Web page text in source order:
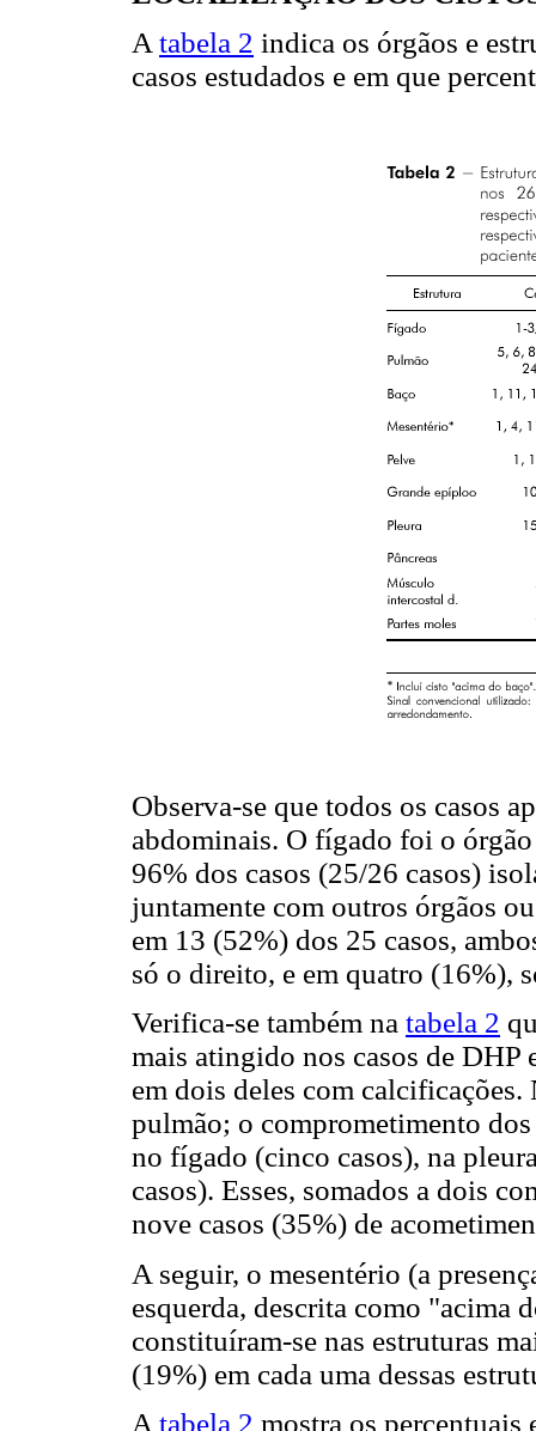
Atabela 2 indica os órgãos e
casos estudados e em que
Observa-se que todos os casos
abdominais. O fígado foi o
96% dos casos (25/26 casos)
juntamente com outros órgãos
em 13 (52%) dos 25 casos,
só o direito, e em quatro (16%),
Verifica-se também na tabela 2
mais atingido nos casos de DHP
em dois deles com
pulmão; o comprometimento
no fígado (cinco casos), na
casos). Esses, somados a dois
nove casos (35%) de
A seguir, o mesentério (a
esquerda, descrita como "acima
constituíram-se nas estruturas
(19%) em cada uma dessas
A tabela 2 mostra os percentuais